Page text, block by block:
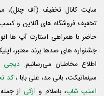
سایت کانال تخفیف (آف چنل)،
تخفیف فروشگاه های آنلاین و
حاضر با همراهی استارت آپ ها
جشنواره های صدها برند معتبر،
اطلاع مخاطبان می‌رسانیم. دیجی
سینماتیکت، بانی مد، علی‌ بابا ،کد
اسنپ شاپ، باسلام و ازکی از